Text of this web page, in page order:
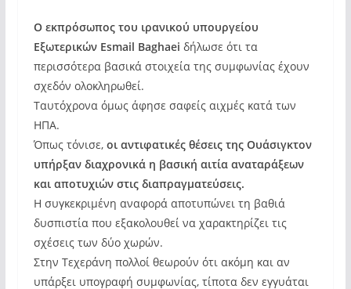
Ο εκπρόσωπος του ιρανικού υπουργείου
Εξωτερικών Esmail Baghaei δήλωσε ότι τα
περισσότερα βασικά στοιχεία της συμφωνίας έχουν
σχεδόν ολοκληρωθεί.
Ταυτόχρονα όμως άφησε σαφείς αιχμές κατά των
ΗΠΑ.
Όπως τόνισε, οι αντιφατικές θέσεις της Ουάσιγκτον
υπήρξαν διαχρονικά η βασική αιτία αναταράξεων
και αποτυχιών στις διαπραγματεύσεις.
Η συγκεκριμένη αναφορά αποτυπώνει τη βαθιά
δυσπιστία που εξακολουθεί να χαρακτηρίζει τις
σχέσεις των δύο χωρών.
Στην Τεχεράνη πολλοί θεωρούν ότι ακόμη και αν
υπάρξει υπογραφή συμφωνίας, τίποτα δεν εγγυάται